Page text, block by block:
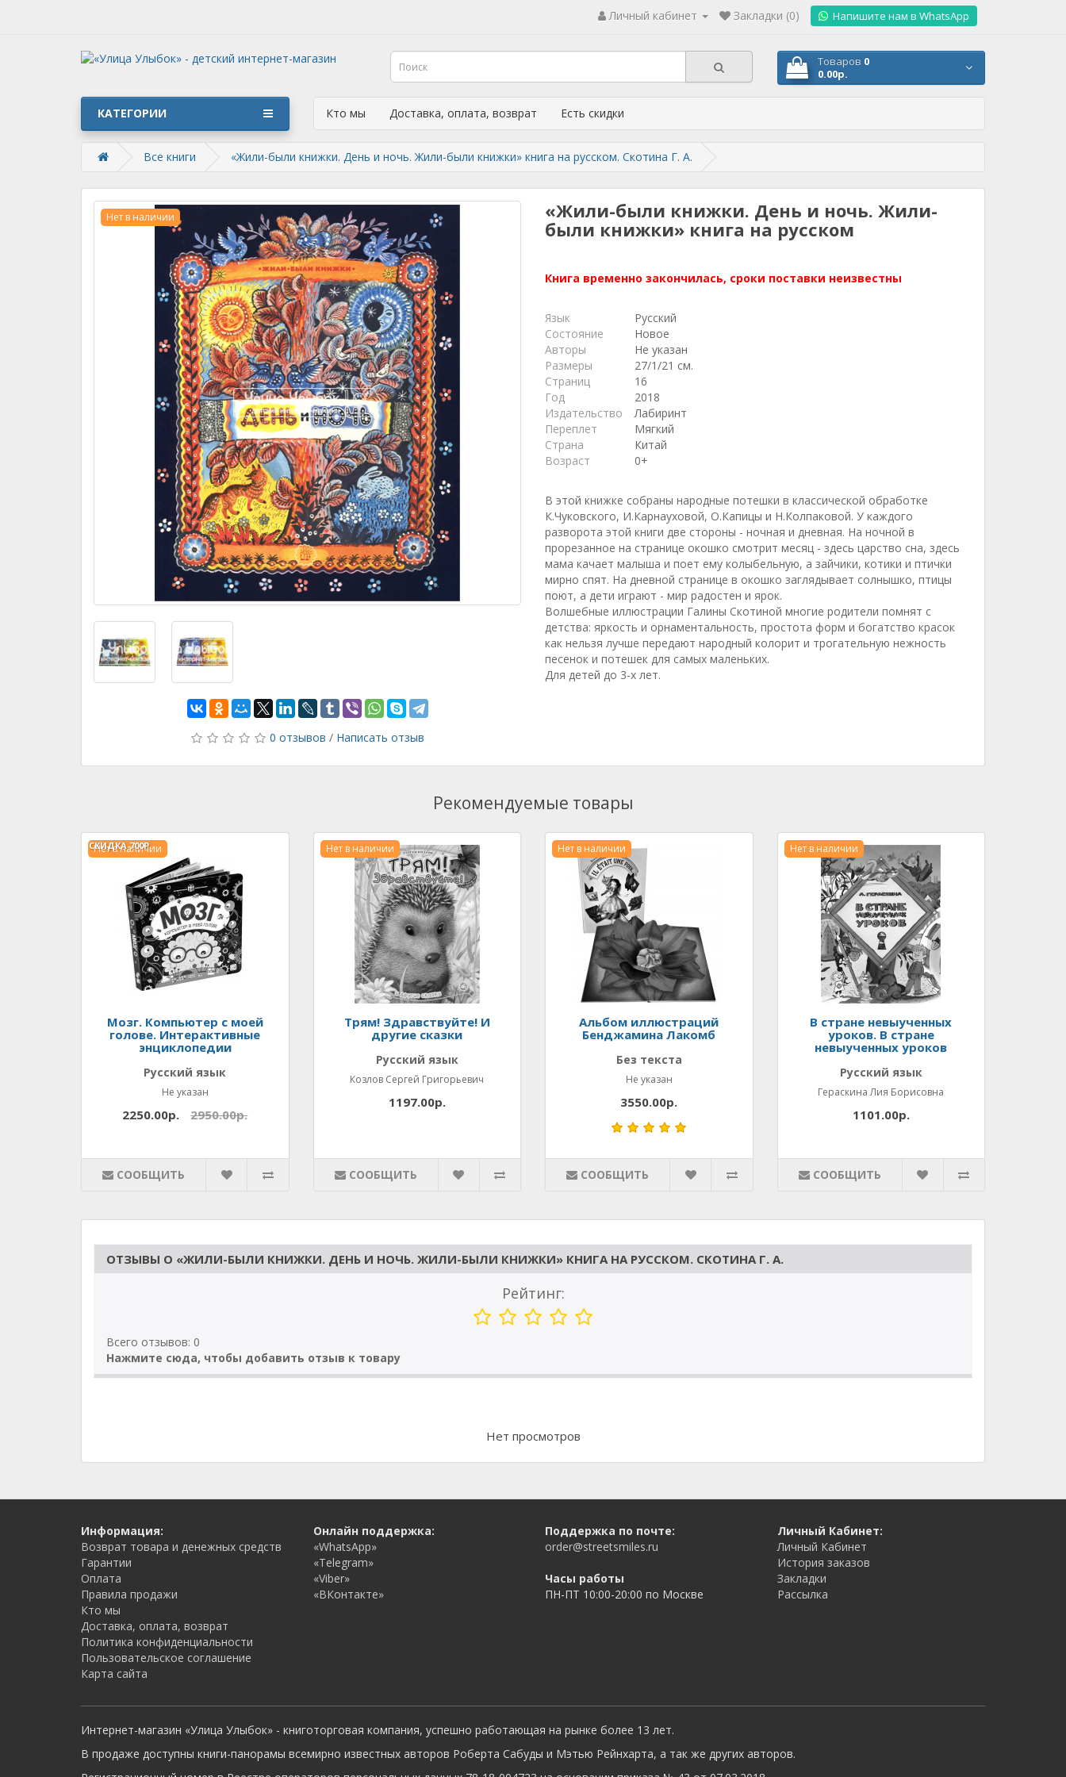
Личный кабинет Закладки (0) Напишите нам в WhatsApp
Товаров 0
0.00р.
КАТЕГОРИИ Кто мы Доставка, оплата, возврат Есть скидки
Все книги «Жили-были книжки. День и ночь. Жили-были книжки» книга на русском. Скотина Г. А.
Нет в наличии
0 отзывов / Написать отзыв
«Жили-были книжки. День и ночь. Жили-
были книжки» книга на русском
Книга временно закончилась, сроки поставки неизвестны
Язык
Русский
Состояние
Новое
Авторы
Не указан
Размеры
27/1/21 см.
Страниц
16
Год
2018
Издательство
Лабиринт
Переплет
Мягкий
Страна
Китай
Возраст
0+
В этой книжке собраны народные потешки в классической обработке
К.Чуковского, И.Карнауховой, О.Капицы и Н.Колпаковой. У каждого
разворота этой книги две стороны - ночная и дневная. На ночной в
прорезанное на странице окошко смотрит месяц - здесь царство сна, здесь
мама качает малыша и поет ему колыбельную, а зайчики, котики и птички
мирно спят. На дневной странице в окошко заглядывает солнышко, птицы
поют, а дети играют - мир радостен и ярок.
Волшебные иллюстрации Галины Скотиной многие родители помнят с
детства: яркость и орнаментальность, простота форм и богатство красок
как нельзя лучше передают народный колорит и трогательную нежность
песенок и потешек для самых маленьких.
Для детей до 3-х лет.
Рекомендуемые товары
Нет в наличии
Мозг. Компьютер с моей
голове. Интерактивные
энциклопедии
Русский язык
Не указан
СКИДКА700Р.
2250.00р. 2950.00р.
СООБЩИТЬ
Нет в наличии
Трям! Здравствуйте! И
другие сказки
Русский язык
Козлов Сергей Григорьевич
1197.00р.
СООБЩИТЬ
Нет в наличии
Альбом иллюстраций
Бенджамина Лакомб
Без текста
Не указан
3550.00р.
СООБЩИТЬ
Нет в наличии
В стране невыученных
уроков. В стране
невыученных уроков
Русский язык
Гераскина Лия Борисовна
1101.00р.
СООБЩИТЬ
ОТЗЫВЫ О «ЖИЛИ-БЫЛИ КНИЖКИ. ДЕНЬ И НОЧЬ. ЖИЛИ-БЫЛИ КНИЖКИ» КНИГА НА РУССКОМ. СКОТИНА Г. А.
Рейтинг:
Всего отзывов: 0
Нажмите сюда, чтобы добавить отзыв к товару
Нет просмотров
Информация:
Возврат товара и денежных средств
Гарантии
Оплата
Правила продажи
Кто мы
Доставка, оплата, возврат
Политика конфиденциальности
Пользовательское соглашение
Карта сайта
Онлайн поддержка:
«WhatsApp»
«Telegram»
«Viber»
«ВКонтакте»
Поддержка по почте:
order@streetsmiles.ru
Часы работы
ПН-ПТ 10:00-20:00 по Москве
Личный Кабинет:
Личный Кабинет
История заказов
Закладки
Рассылка
Интернет-магазин «Улица Улыбок» - книготорговая компания, успешно работающая на рынке более 13 лет.
В продаже доступны книги-панорамы всемирно известных авторов Роберта Сабуды и Мэтью Рейнхарта, а так же других авторов.